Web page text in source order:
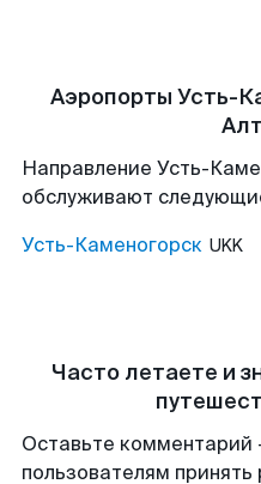
Аэропорты Усть-
Направление Усть-
обслуживают
Усть-Каменогорск UKK
Часто летаете и
Оставьте
пользователям